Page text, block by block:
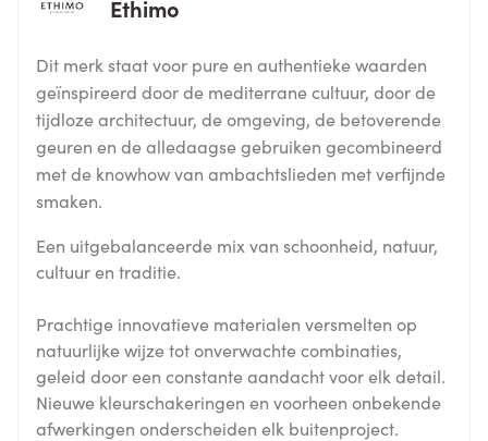
Ethimo
Dit merk staat voor pure en authentieke waarden
geïnspireerd door de mediterrane cultuur, door de
tijdloze architectuur, de omgeving, de betoverende
geuren en de alledaagse gebruiken gecombineerd
met de knowhow van ambachtslieden met verfijnde
smaken.
Een uitgebalanceerde mix van schoonheid, natuur,
cultuur en traditie.
Prachtige innovatieve materialen versmelten op
natuurlijke wijze tot onverwachte combinaties,
geleid door een constante aandacht voor elk detail.
Nieuwe kleurschakeringen en voorheen onbekende
afwerkingen onderscheiden elk buitenproject.